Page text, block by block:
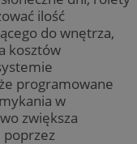
ilość
do wnętrza,
kosztów
programowane
w
zwiększa
poprzez